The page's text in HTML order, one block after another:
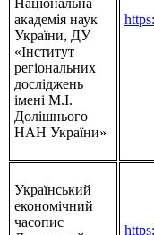
Національна
академія наук
України, ДУ
«Інститут
регіональних
досліджень
імені М.І.
Долішнього
НАН України»
Український
економічний
часопис